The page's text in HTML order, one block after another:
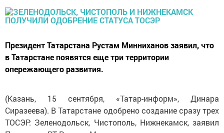
Президент Татарстана Рустам Минниханов заявил, что
в Татарстане появятся еще три территории
опережающего развития.
(Казань, 15 сентября, «Татар-информ», Динара
Сиразеева). В Татарстане одобрено создание сразу трех
ТОСЭР: Зеленодольск, Чистополь, Нижнекамск, заявил